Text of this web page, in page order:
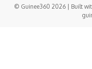
© Guinee360 2026 | Built